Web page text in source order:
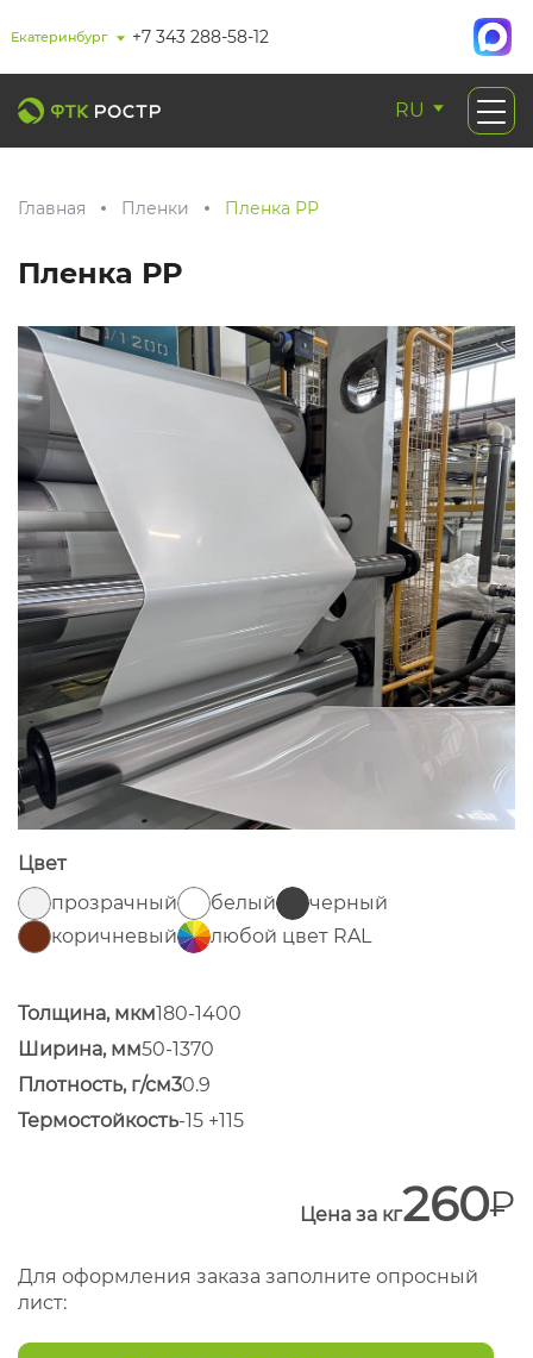
Екатеринбург +7 343 288-58-12
RU
Главная Пленки Пленка РР
Пленка РР
Цвет
прозрачный
белый
черный
коричневый
любой цвет RAL
Толщина, мкм180-1400
Ширина, мм50-1370
Плотность, г/см30.9
Термостойкость-15 +115
Цена за кг260
Для оформления заказа заполните опросный
лист: